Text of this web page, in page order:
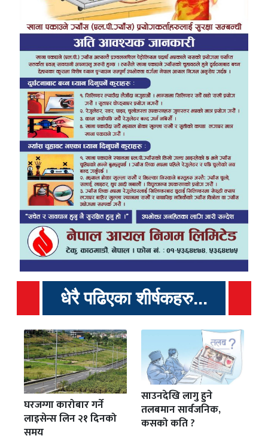
धेरै पढिएका शीर्षकहरु...
घरजग्गा कारोबार गर्ने
लाइसेन्स लिन २१ दिनको
समय
साउनदेखि लागु हुने
तलबमान सार्वजनिक,
कसको कति ?